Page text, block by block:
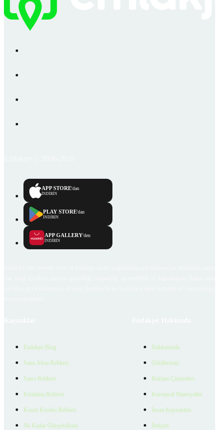
APP STORE'dan
İNDİRİN
PLAY STORE'dan
İNDİRİN
APP GALLERY'den
İNDİRİN
Emlakjet Blog
Satın Alma Rehberi
Satıcı Rehberi
Kiralama Rehberi
Konut Kredisi Rehberi
Ne Kadar Ödeyebilirim
Hakkımızda
Ödüllerimiz
Reklam Çözümleri
Kurumsal Materyaller
İnsan Kaynakları
İletişim